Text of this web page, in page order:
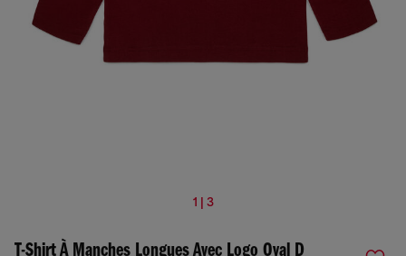
1 | 3
T-Shirt À Manches Longues Avec Logo Oval D